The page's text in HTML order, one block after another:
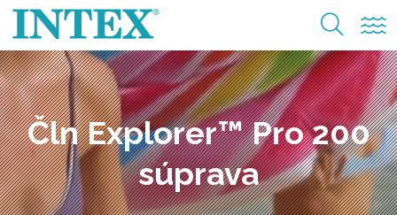
Čln Explorer™ Pro 200
súprava